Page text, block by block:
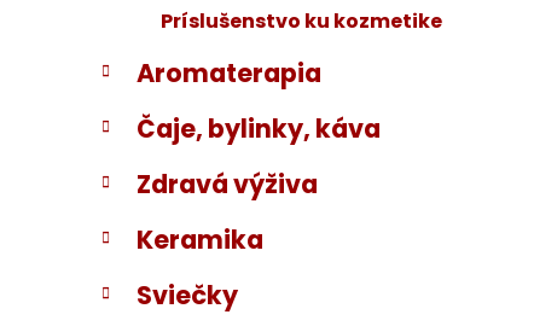
Príslušenstvo ku kozmetike
Aromaterapia
Čaje, bylinky, káva
Zdravá výživa
Keramika
Sviečky